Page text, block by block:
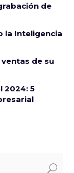
de
la Inteligencia
de su
2024: 5